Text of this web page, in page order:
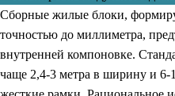
Сборные жилые блоки,
точностью до миллиметра,
внутренней компоновке.
чаще 2,4-3 метра в ширину и 6-